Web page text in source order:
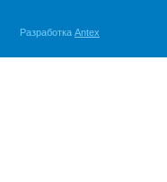
Разработка Antex